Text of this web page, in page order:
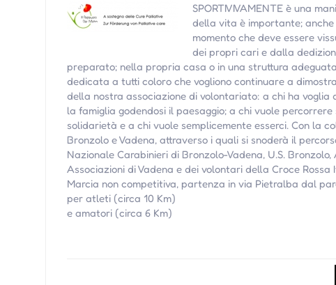
SPORTIVIVAMENTE è una
della vita è importante;
momento che deve essere
dei propri cari e dalla
preparato; nella propria casa o in una struttura adeguata
dedicata a tutti coloro che vogliono continuare a
della nostra associazione di volontariato: a chi ha
la famiglia godendosi il paesaggio; a chi vuole
solidarietà e a chi vuole semplicemente esserci. Con la
Bronzolo e Vadena, attraverso i quali si snoderà il
Nazionale Carabinieri di Bronzolo-Vadena, U.S.
Associazioni di Vadena e dei volontari della Croce Rossa
Marcia non competitiva, partenza in via Pietralba dal
per atleti (circa 10 Km)
e amatori (circa 6 Km)